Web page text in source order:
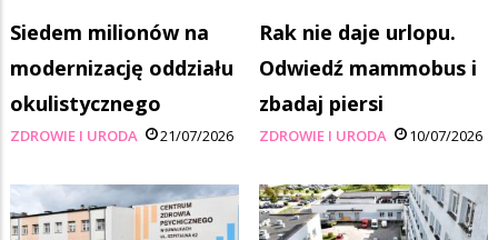
Siedem milionów na
modernizację oddziału
okulistycznego
ZDROWIE I URODA 21/07/2026
Rak nie daje urlopu.
Odwiedź mammobus i
zbadaj piersi
ZDROWIE I URODA 10/07/2026